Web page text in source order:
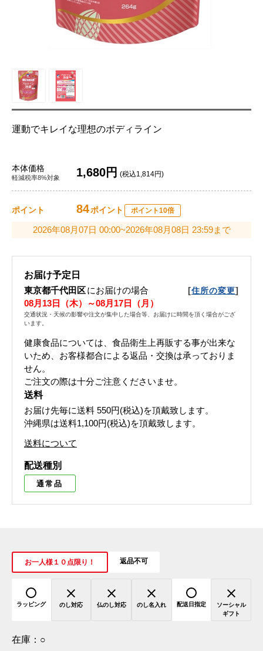
運動でキレイな理想のボディライン
本体価格
軽減税率8%対象 1,680円 (税込1,814円)
ポイント 84ポイント ポイント10倍
2026年08月07日 00:00~2026年08月08日 23:59まで
お届け予定日
東京都千代田区にお届けの場合 [住所の変更]
08月13日（木）～08月17日（月）
交通状況・天候の影響や注文が集中した場合等、お届けに時間を頂く場合がござ
います。
健康食品については、食品衛生上再販する事が出来な
いため、お客様都合による返品・交換は承っておりま
せん。
ご注文の際は十分ご注意くださいませ。
送料
お届け先毎に送料 550円(税込)を頂戴致します。
沖縄県は送料1,100円(税込)を頂戴致します。
送料について
配送種別
通常品
お一人様１０点限り！ 返品不可
ラッピング のし対応 仏のし対応 のし名入れ 配送日指定
ソーシャル
ギフト
在庫： ○